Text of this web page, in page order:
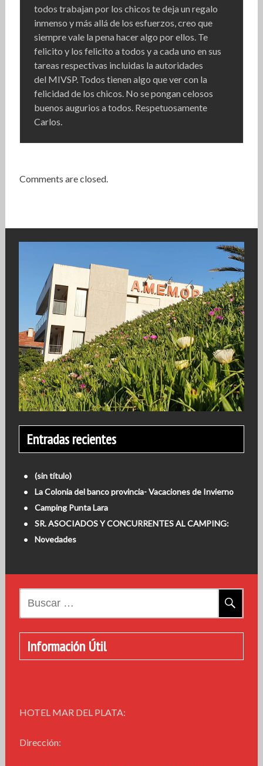
todos trabajan por los chicos te deja un regalo
inmenso y más allá de los esfuerzos, creo que
siempre vale la pena hacer algo por ellos. Te
felicito y los felicito a todos y a cada uno en sus
tareas respectivas incluidas la autoridades
del MIVSP. Todos tienen algo que ver con la
felicidad de los chicos. No se pongan celosos
buenos augurios a todos. Respetuosamente
Carlos.
Comments are closed.
Entradas recientes
(sin título)
La Colonia del banco provincia- Vacaciones de Invierno
Camping Punta Lara
SR. ASOCIADOS Y CONCURRENTES AL CAMPING:
Novedades
Información Útil
HOTEL MAR DEL PLATA:
Dirección: